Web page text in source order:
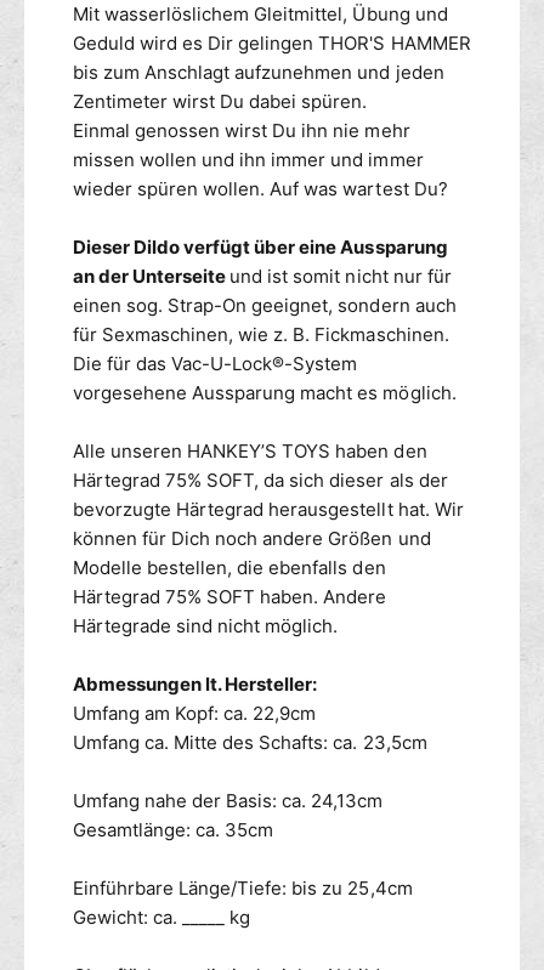
Mit wasserlöslichem Gleitmittel, Übung und
Geduld wird es Dir gelingen THOR'S HAMMER
bis zum Anschlagt aufzunehmen und jeden
Zentimeter wirst Du dabei spüren.
Einmal genossen wirst Du ihn nie mehr
missen wollen und ihn immer und immer
wieder spüren wollen. Auf was wartest Du?
Dieser Dildo verfügt über eine Aussparung
an der Unterseite und ist somit nicht nur für
einen sog. Strap-On geeignet, sondern auch
für Sexmaschinen, wie z. B. Fickmaschinen.
Die für das Vac-U-Lock®-System
vorgesehene Aussparung macht es möglich.
Alle unseren HANKEY’S TOYS haben den
Härtegrad 75% SOFT, da sich dieser als der
bevorzugte Härtegrad herausgestellt hat. Wir
können für Dich noch andere Größen und
Modelle bestellen, die ebenfalls den
Härtegrad 75% SOFT haben. Andere
Härtegrade sind nicht möglich.
Abmessungen lt. Hersteller:
Umfang am Kopf: ca. 22,9cm
Umfang ca. Mitte des Schafts: ca. 23,5cm
Umfang nahe der Basis: ca. 24,13cm
Gesamtlänge: ca. 35cm
Einführbare Länge/Tiefe: bis zu 25,4cm
Gewicht: ca. _____ kg